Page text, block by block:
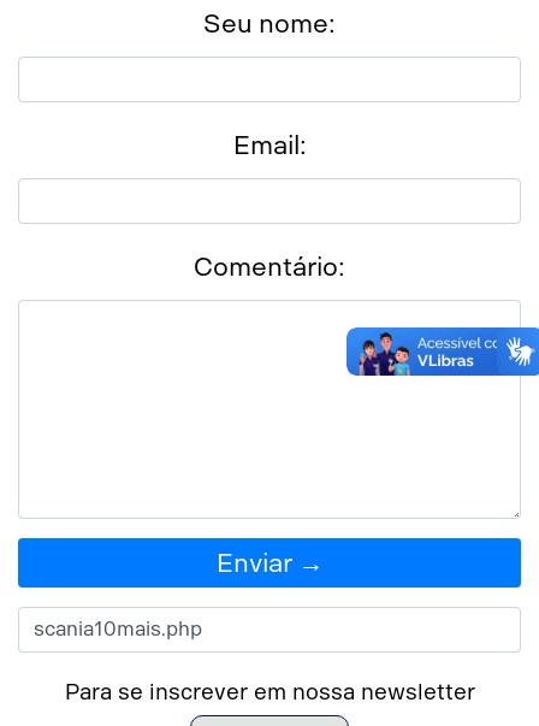
Seu nome:
Email:
Comentário:
Enviar →
Para se inscrever em nossa newsletter